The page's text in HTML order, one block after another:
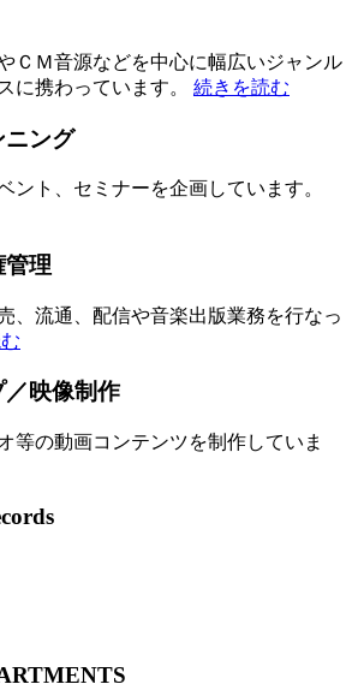
ＣＭ音源などを中心に幅広いジャンル
に携わっています。 続きを読む
ニング
ント、セミナーを企画しています。
管理
、流通、配信や音楽出版業務を行なっ
／映像制作
等の動画コンテンツを制作していま